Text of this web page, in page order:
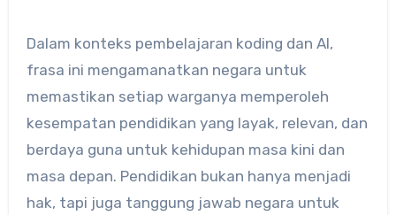
Dalam konteks pembelajaran koding dan AI,
frasa ini mengamanatkan negara untuk
memastikan setiap warganya memperoleh
kesempatan pendidikan yang layak, relevan, dan
berdaya guna untuk kehidupan masa kini dan
masa depan. Pendidikan bukan hanya menjadi
hak, tapi juga tanggung jawab negara untuk